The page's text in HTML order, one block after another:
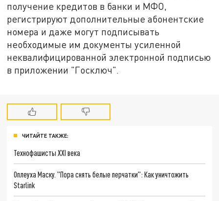
получение кредитов в банки и МФО,
регистрируют дополнительные абонентские
номера и даже могут подписывать
необходимые им документы усиленной
неквалифицированной электронной подписью
в приложении "Госключ".
ЧИТАЙТЕ ТАКЖЕ:
Технофашисты XXI века
Оплеуха Маску. "Пора снять белые перчатки": Как уничтожить
Starlink